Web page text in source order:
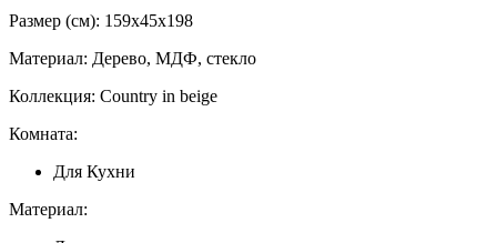
Размер (см): 159х45х198
Материал: Дерево, МДФ, стекло
Коллекция: Country in beige
Комната:
Для Кухни
Материал: